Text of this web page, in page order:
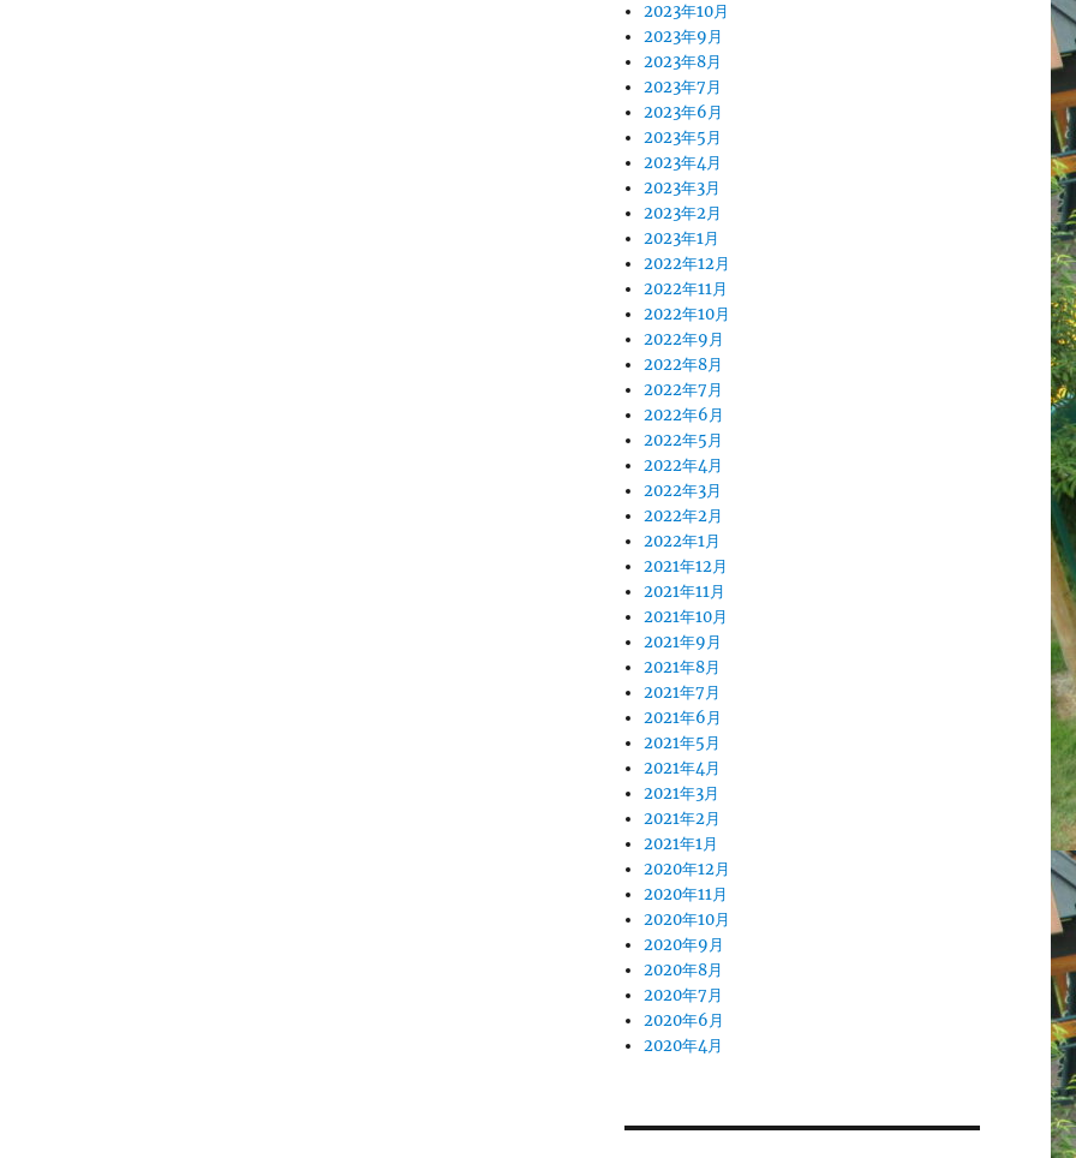
2023年10月
2023年9月
2023年8月
2023年7月
2023年6月
2023年5月
2023年4月
2023年3月
2023年2月
2023年1月
2022年12月
2022年11月
2022年10月
2022年9月
2022年8月
2022年7月
2022年6月
2022年5月
2022年4月
2022年3月
2022年2月
2022年1月
2021年12月
2021年11月
2021年10月
2021年9月
2021年8月
2021年7月
2021年6月
2021年5月
2021年4月
2021年3月
2021年2月
2021年1月
2020年12月
2020年11月
2020年10月
2020年9月
2020年8月
2020年7月
2020年6月
2020年4月